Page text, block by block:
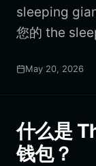
sleeping
您的 the
May 20, 2026
什么是
钱包？